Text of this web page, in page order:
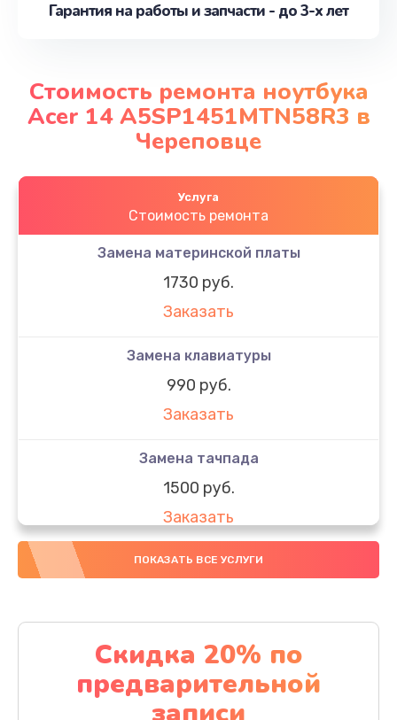
Гарантия на работы и запчасти - до 3-х лет
Стоимость ремонта ноутбука
Acer 14 A5SP1451MTN58R3 в
Череповце
Услуга
Стоимость ремонта
Замена материнской платы
1730 руб.
Заказать
Замена клавиатуры
990 руб.
Заказать
Замена тачпада
1500 руб.
Заказать
Замена южного моста
Заказать
Чистка от пыли
1060 руб.
ПОКАЗАТЬ ВСЕ УСЛУГИ
Скидка 20% по
предварительной